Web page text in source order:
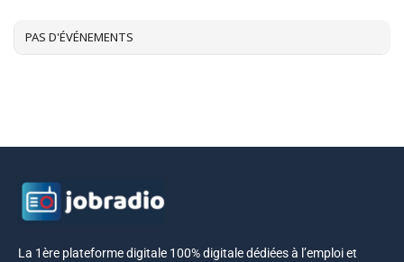
PAS D'ÉVÉNEMENTS
La 1ère plateforme digitale 100% digitale dédiées à l’emploi et